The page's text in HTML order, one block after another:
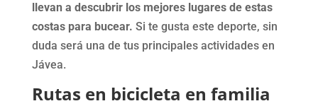
llevan a descubrir los mejores lugares de estas
costas para bucear. Si te gusta este deporte, sin
duda será una de tus principales actividades en
Jávea.
Rutas en bicicleta en familia